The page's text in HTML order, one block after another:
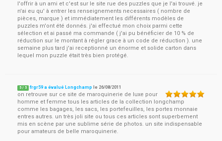
l'offrir à un ami et c'est sur le site rue des puzzles que je l'ai trouvé. je
n'ai eu qu' à entrer les renseignements necessaires ( nombre de
pièces, marque ) et immédiatement les différents modèles de
puzzles m'ont été donnés. j'ai effectué mon choix parmi cette
sélection et ai passé ma commande ( j'ai pu bénéficier de 10 % de
réduction sur le montant à régler grace à un code de réduction ). une
semaine plus tard j'ai receptionné un énorme et solide carton dans
lequel mon puzzle était très bien protégé.
5 / 5 frgr59 a évalué Longchamp le 26/08/2011
on retrouve sur ce site de maroquinerie de luxe pour
homme et femme tous les articles de la collection longchamp
comme les bagages, les sacs, les portefeuilles, les portes monnaie
entres autres. un très joli site ou tous ces articles sont superbement
mis en scène par une sublime série de photos. un site indispensable
pour amateurs de belle maroquinerie.